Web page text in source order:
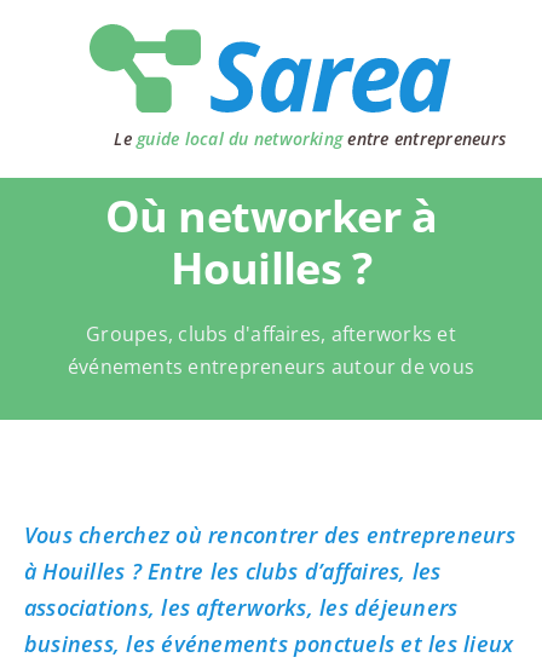
Le guide local du networkingentre entrepreneurs
Où networker à
Houilles ?
Groupes, clubs d'affaires, afterworks et
événements entrepreneurs autour de vous
Vous cherchez où rencontrer des entrepreneurs
à Houilles ? Entre les clubs d’affaires, les
associations, les afterworks, les déjeuners
business, les événements ponctuels et les lieux